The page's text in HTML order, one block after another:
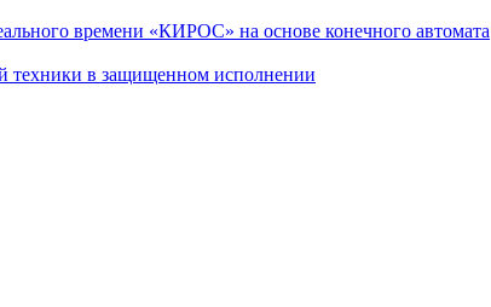
времени «КИРОС» на основе конечного автомата
техники в защищенном исполнении